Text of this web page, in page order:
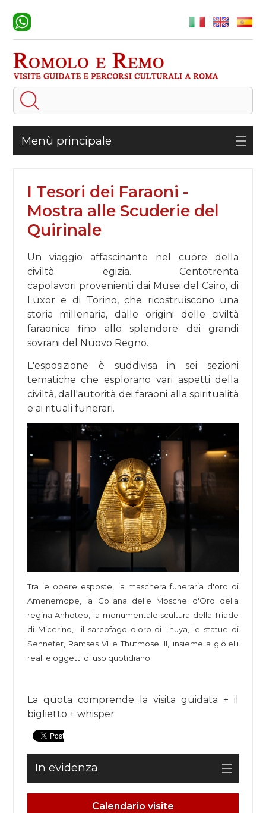
Menù principale
Calendario visite
I Tesori dei Faraoni -
Mostra alle Scuderie del
Quirinale
Un viaggio affascinante nel cuore della
civiltà egizia. Centotrenta
capolavori provenienti dai Musei del Cairo, di
Luxor e di Torino, che ricostruiscono una
storia millenaria, dalle origini delle civiltà
faraonica fino allo splendore dei grandi
sovrani del Nuovo Regno.
L'esposizione è suddivisa in sei sezioni
tematiche che esplorano vari aspetti della
civiltà, dall'autorità dei faraoni alla spiritualità
e ai rituali funerari.
Tra le opere esposte, la maschera funeraria d'oro di
Amenemope, la Collana delle Mosche d'Oro della
regina Ahhotep, la monumentale scultura della Triade
di Micerino, il sarcofago d'oro di Thuya, le statue di
Sennefer, Ramses VI e Thutmose III, insieme a gioielli
reali e oggetti di uso quotidiano.
La quota comprende la visita guidata + il
biglietto + whisper
In evidenza